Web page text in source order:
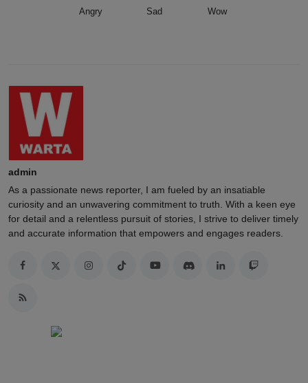
Angry Sad Wow
admin
As a passionate news reporter, I am fueled by an insatiable
curiosity and an unwavering commitment to truth. With a keen eye
for detail and a relentless pursuit of stories, I strive to deliver timely
and accurate information that empowers and engages readers.